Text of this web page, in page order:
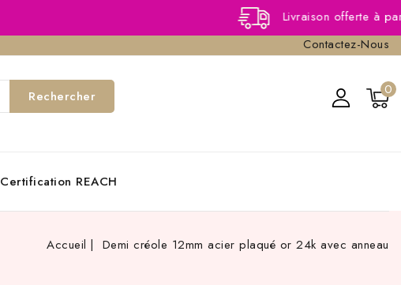
Livraison offerte à partir de
Contactez-Nous
0
Rechercher
Certification REACH
Accueil Demi créole 12mm acier plaqué or 24k avec anneau